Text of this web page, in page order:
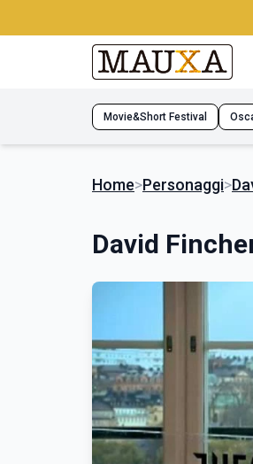
Movie&Short Festival
Home>Personaggi>
David